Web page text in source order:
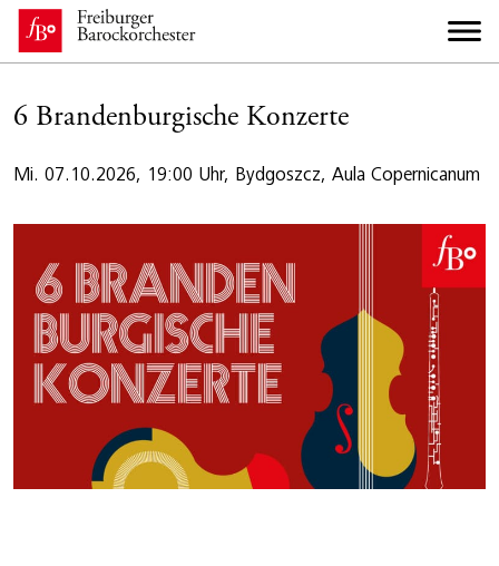
6 Brandenburgische Konzerte
Mi. 07.10.2026, 19:00 Uhr, Bydgoszcz, Aula Copernicanum